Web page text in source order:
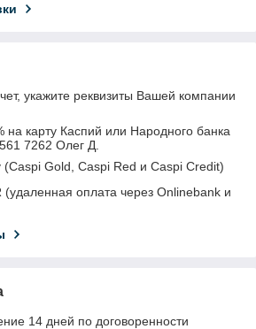
укажите реквизиты Вашей компании
на карту Каспий или Народного банка
7262 Олег Д.
Gold, Caspi Red и Caspi Credit)
оплата через Onlinebank и
14 дней по договоренности